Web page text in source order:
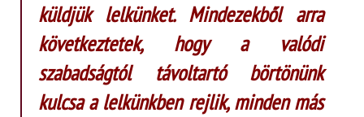
küldjük lelkünket. Mindezekből arra
következtetek, hogy a valódi
szabadságtól távoltartó börtönünk
kulcsa a lelkünkben rejlik, minden más